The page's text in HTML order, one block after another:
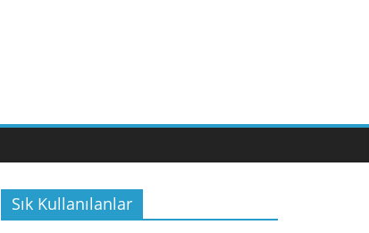
Sık Kullanılanlar